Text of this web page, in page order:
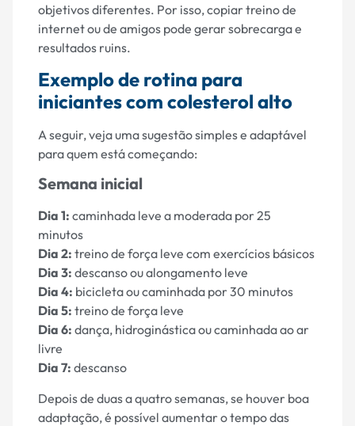
objetivos diferentes. Por isso, copiar treino de
internet ou de amigos pode gerar sobrecarga e
resultados ruins.
Exemplo de rotina para
iniciantes com colesterol alto
A seguir, veja uma sugestão simples e adaptável
para quem está começando:
Semana inicial
Dia 1: caminhada leve a moderada por 25
minutos
Dia 2: treino de força leve com exercícios básicos
Dia 3: descanso ou alongamento leve
Dia 4: bicicleta ou caminhada por 30 minutos
Dia 5: treino de força leve
Dia 6: dança, hidroginástica ou caminhada ao ar
livre
Dia 7: descanso
Depois de duas a quatro semanas, se houver boa
adaptação, é possível aumentar o tempo das